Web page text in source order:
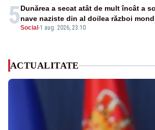
5Social -1 aug. 2026, 23:10
Dunărea a secat atât de mult încât a
nave naziste din al doilea război
ACTUALITATE